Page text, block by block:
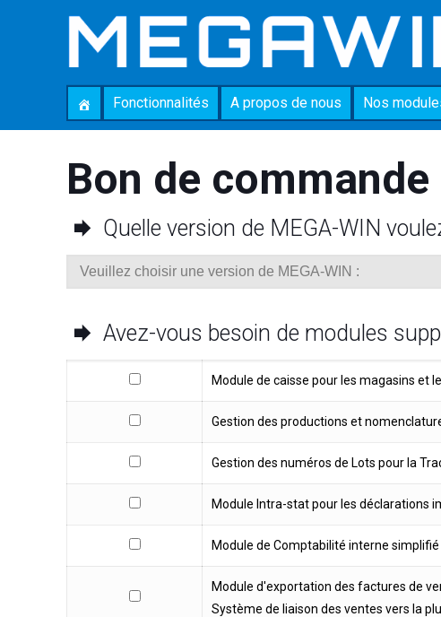
Fonctionnalités A propos de nous Nos
Bon de commande
Quelle version de MEGA-WIN
Avez-vous besoin de modules
Module de caisse pour les magasins et
Gestion des productions et
Gestion des numéros de Lots pour la
Module Intra-stat pour les déclarations
Module de Comptabilité interne
Module d'exportation des factures de
Système de liaison des ventes vers la